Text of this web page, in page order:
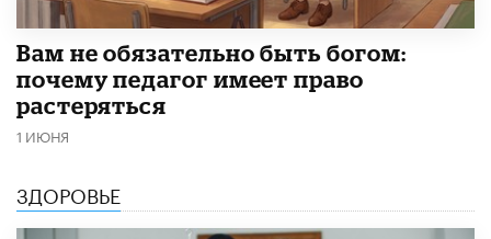
​Вам не обязательно быть богом:
почему педагог имеет право
растеряться
1 ИЮНЯ
ЗДОРОВЬЕ